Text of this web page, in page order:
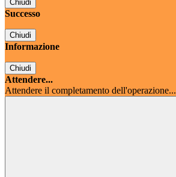
Chiudi
Successo
Chiudi
Informazione
Chiudi
Attendere...
Attendere il completamento dell'operazione...